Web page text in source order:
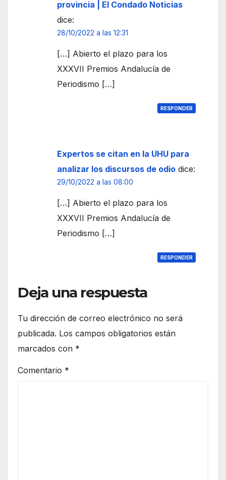
provincia | El Condado Noticias
dice:
28/10/2022 a las 12:31
[…] Abierto el plazo para los
XXXVII Premios Andalucía de
Periodismo […]
RESPONDER
Expertos se citan en la UHU para
analizar los discursos de odio dice:
29/10/2022 a las 08:00
[…] Abierto el plazo para los
XXXVII Premios Andalucía de
Periodismo […]
RESPONDER
Deja una respuesta
Tu dirección de correo electrónico no será
publicada. Los campos obligatorios están
marcados con *
Comentario *